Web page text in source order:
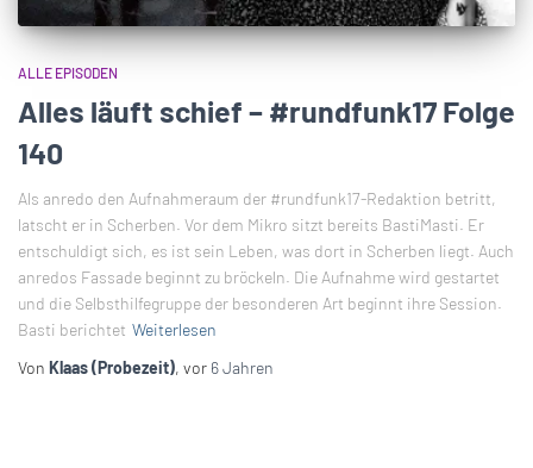
ALLE EPISODEN
Alles läuft schief – #rundfunk17 Folge
140
Als anredo den Aufnahmeraum der #rundfunk17-Redaktion betritt,
latscht er in Scherben. Vor dem Mikro sitzt bereits BastiMasti. Er
entschuldigt sich, es ist sein Leben, was dort in Scherben liegt. Auch
anredos Fassade beginnt zu bröckeln. Die Aufnahme wird gestartet
und die Selbsthilfegruppe der besonderen Art beginnt ihre Session.
Basti berichtet Weiterlesen
Von Klaas (Probezeit), vor 6 Jahren